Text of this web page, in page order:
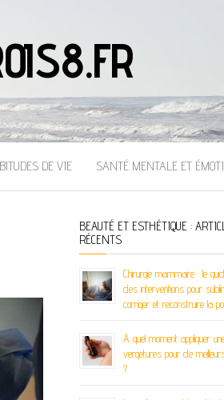
DE VIE SANTÉ MENTALE ET
BEAUTÉ ET ESTHÉTIQUE :
RÉCENTS
Chirurgie mammaire : le
des interventions pour
corriger et reconstruire la
À quel moment appliquer
vergetures pour de
?